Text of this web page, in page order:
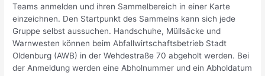
Teams anmelden und ihren Sammelbereich in einer Karte
einzeichnen. Den Startpunkt des Sammelns kann sich jede
Gruppe selbst aussuchen. Handschuhe, Müllsäcke und
Warnwesten können beim Abfallwirtschaftsbetrieb Stadt
Oldenburg (AWB) in der Wehdestraße 70 abgeholt werden. Bei
der Anmeldung werden eine Abholnummer und ein Abholdatum